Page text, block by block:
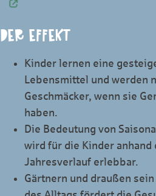
DER EFFEKT
Kinder lernen eine
Lebensmittel und werden
Geschmäcker, wenn sie
haben.
Die Bedeutung von
wird für die Kinder anhand
Jahresverlauf erlebbar.
Gärtnern und draußen